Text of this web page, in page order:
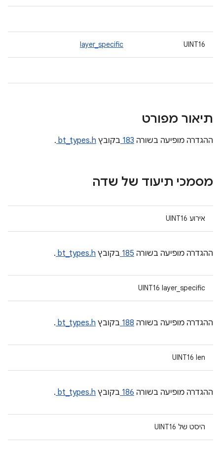
UINT16
layer_specific
תיאור מפורט
ההגדרה מופיעה בשורה 183 בקובץ bt_types.h
.
מסמכי תיעוד של שדה
אירוע UINT16
ההגדרה מופיעה בשורה 185 בקובץ bt_types.h
.
UINT16 layer_specific
ההגדרה מופיעה בשורה 188 בקובץ bt_types.h
.
UINT16 len
ההגדרה מופיעה בשורה 186 בקובץ bt_types.h
.
היסט של UINT16